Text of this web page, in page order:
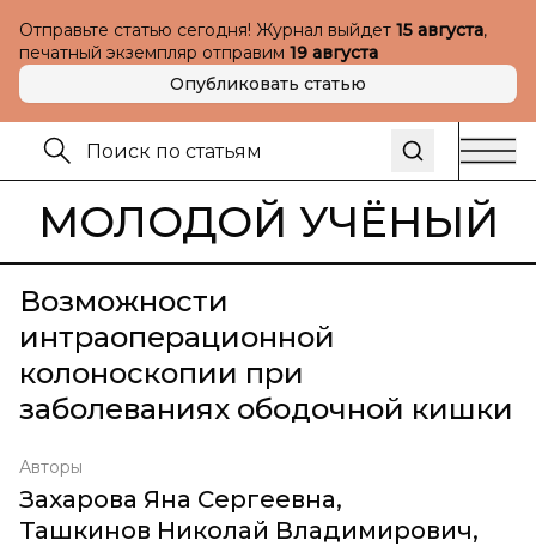
Отправьте статью сегодня! Журнал выйдет 15 августа,
печатный экземпляр отправим 19 августа
Опубликовать статью
МОЛОДОЙ УЧЁНЫЙ
Возможности
интраоперационной
колоноскопии при
заболеваниях ободочной кишки
Авторы
Захарова Яна Сергеевна,
Ташкинов Николай Владимирович,